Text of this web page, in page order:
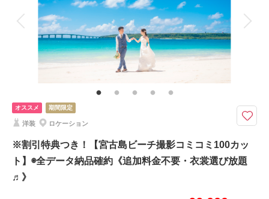
3万円以下のプラン
動画の作成
家族・友人と撮影
夜景での撮影
持ち込み衣装
オススメ 期間限定
洋装 ロケーション
※割引特典つき！【宮古島ビーチ撮影コミコミ100カッ
ト】◉全データ納品確約《追加料金不要・衣裳選び放題
♬》